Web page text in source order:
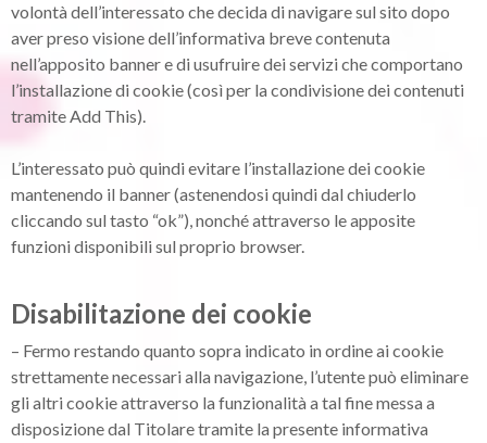
volontà dell’interessato che decida di navigare sul sito dopo
aver preso visione dell’informativa breve contenuta
nell’apposito banner e di usufruire dei servizi che comportano
l’installazione di cookie (così per la condivisione dei contenuti
tramite Add This).
L’interessato può quindi evitare l’installazione dei cookie
mantenendo il banner (astenendosi quindi dal chiuderlo
cliccando sul tasto “ok”), nonché attraverso le apposite
funzioni disponibili sul proprio browser.
Disabilitazione dei cookie
– Fermo restando quanto sopra indicato in ordine ai cookie
strettamente necessari alla navigazione, l’utente può eliminare
gli altri cookie attraverso la funzionalità a tal fine messa a
disposizione dal Titolare tramite la presente informativa